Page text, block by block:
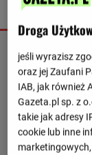
SZCZEGÓŁY
Droga
jeśli wyrazisz
oraz jej Zaufani
IAB, jak również
Gazeta.pl sp. z
takie jak adresy
cookie lub inne